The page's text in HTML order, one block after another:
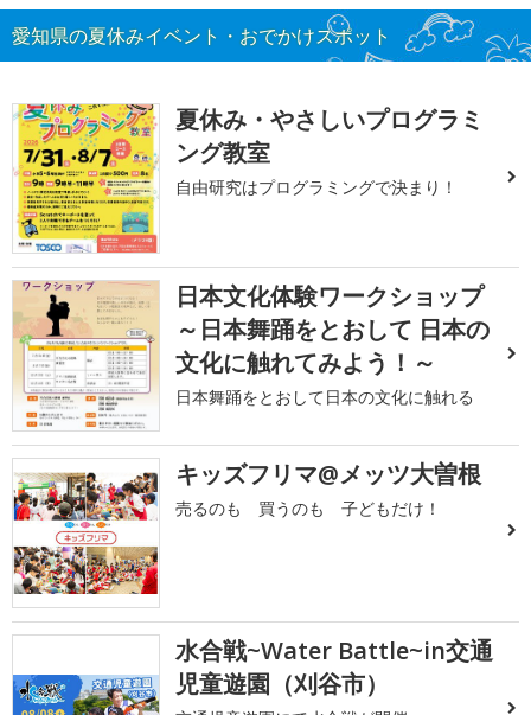
愛知県の夏休みイベント・おでかけスポット
夏休み・やさしいプログラミ
ング教室
自由研究はプログラミングで決まり！
日本文化体験ワークショップ
～日本舞踊をとおして 日本の
文化に触れてみよう！～
日本舞踊をとおして日本の文化に触れる
キッズフリマ@メッツ大曽根
売るのも 買うのも 子どもだけ！
水合戦~Water Battle~in交通
児童遊園（刈谷市）